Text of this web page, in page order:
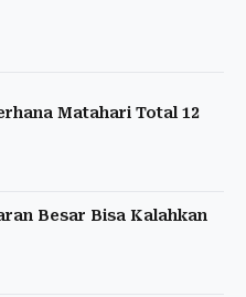
Matahari Total 12
Besar Bisa Kalahkan